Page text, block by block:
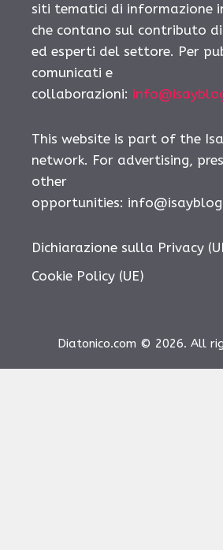
siti tematici di informazione
che contano sul contributo
ed esperti del settore. Per
comunicati e
collaborazioni:
This website is part of the
network. For advertising,
other
opportunities:
Dichiarazione sulla Privacy
Cookie Policy (UE)
Diatonico.com © 2026. All